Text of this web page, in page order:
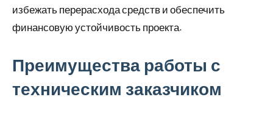
избежать перерасхода средств и обеспечить
финансовую устойчивость проекта.
Преимущества работы с
техническим заказчиком